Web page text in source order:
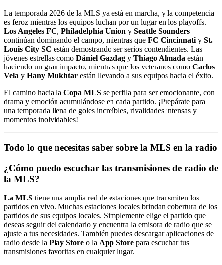
La temporada 2026 de la MLS ya está en marcha, y la competencia
es feroz mientras los equipos luchan por un lugar en los playoffs.
Los Angeles FC, Philadelphia Union y Seattle Sounders
continúan dominando el campo, mientras que FC Cincinnati y St.
Louis City SC están demostrando ser serios contendientes. Las
jóvenes estrellas como Dániel Gazdag y Thiago Almada están
haciendo un gran impacto, mientras que los veteranos como Carlos
Vela y Hany Mukhtar están llevando a sus equipos hacia el éxito.
El camino hacia la Copa MLS se perfila para ser emocionante, con
drama y emoción acumulándose en cada partido. ¡Prepárate para
una temporada llena de goles increíbles, rivalidades intensas y
momentos inolvidables!
Todo lo que necesitas saber sobre la MLS en la radio
¿Cómo puedo escuchar las transmisiones de radio de
la MLS?
La MLS tiene una amplia red de estaciones que transmiten los
partidos en vivo. Muchas estaciones locales brindan cobertura de los
partidos de sus equipos locales. Simplemente elige el partido que
deseas seguir del calendario y encuentra la emisora de radio que se
ajuste a tus necesidades. También puedes descargar aplicaciones de
radio desde la Play Store o la App Store para escuchar tus
transmisiones favoritas en cualquier lugar.